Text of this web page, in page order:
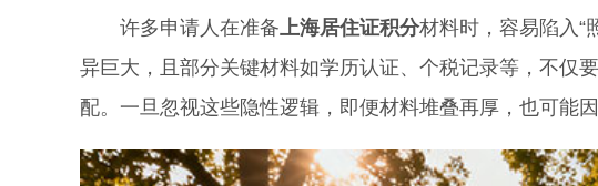
许多申请人在准备上海居住证积分材料时，容易陷入“
异巨大，且部分关键材料如学历认证、个税记录等，不仅
配。一旦忽视这些隐性逻辑，即便材料堆叠再厚，也可能